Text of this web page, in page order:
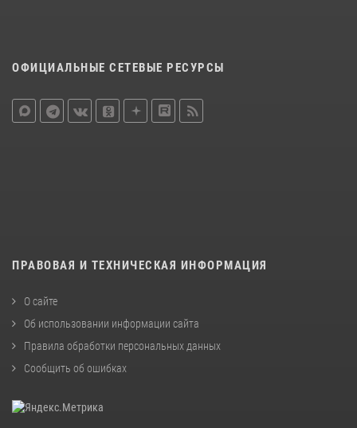
ОФИЦИАЛЬНЫЕ СЕТЕВЫЕ РЕСУРСЫ
ПРАВОВАЯ И ТЕХНИЧЕСКАЯ ИНФОРМАЦИЯ
О сайте
Об использовании информации сайта
Правила обработки персональных данных
Сообщить об ошибках